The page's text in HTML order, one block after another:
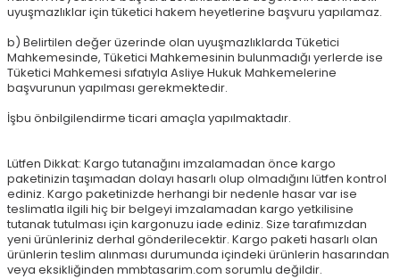
uyuşmazlıklar için tüketici hakem heyetlerine başvuru yapılamaz.
b) Belirtilen değer üzerinde olan uyuşmazlıklarda Tüketici
Mahkemesinde, Tüketici Mahkemesinin bulunmadığı yerlerde ise
Tüketici Mahkemesi sıfatıyla Asliye Hukuk Mahkemelerine
başvurunun yapılması gerekmektedir.
İşbu önbilgilendirme ticari amaçla yapılmaktadır.
Lütfen Dikkat: Kargo tutanağını imzalamadan önce kargo
paketinizin taşımadan dolayı hasarlı olup olmadığını lütfen kontrol
ediniz. Kargo paketinizde herhangi bir nedenle hasar var ise
teslimatla ilgili hiç bir belgeyi imzalamadan kargo yetkilisine
tutanak tutulması için kargonuzu iade ediniz. Size tarafımızdan
yeni ürünleriniz derhal gönderilecektir. Kargo paketi hasarlı olan
ürünlerin teslim alınması durumunda içindeki ürünlerin hasarından
veya eksikliğinden mmbtasarim.com sorumlu değildir.